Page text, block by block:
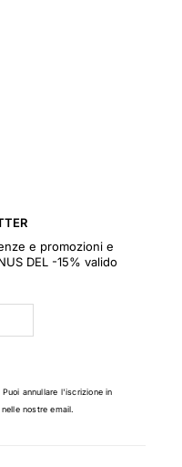
e promozioni e
DEL -15% valido
. Puoi annullare l'iscrizione in
nostre email.